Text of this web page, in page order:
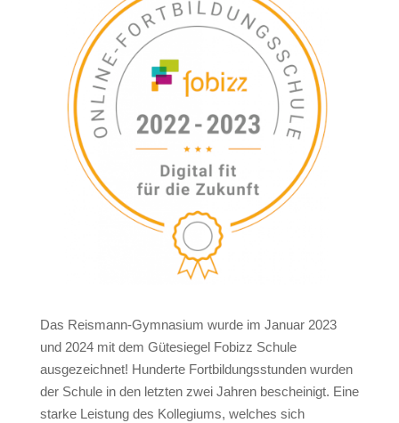
Das Reismann-Gymnasium wurde im Januar 2023
und 2024 mit dem GütesiegelFobizz Schule
ausgezeichnet! Hunderte Fortbildungsstunden wurden
der Schule in den letzten zwei Jahren bescheinigt. Eine
starke Leistung des Kollegiums, welches sich